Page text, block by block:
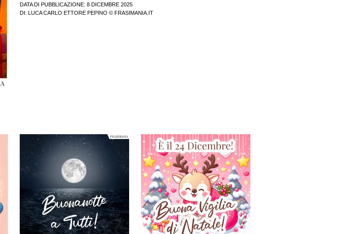
DATA DI PUBBLICAZIONE: 8 DICEMBRE 2025
DI:
LUCA CARLO ETTORE PEPINO © FRASIMANIA.IT